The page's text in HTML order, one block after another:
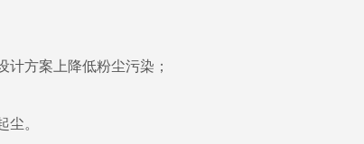
方案上降低粉尘污染；
。